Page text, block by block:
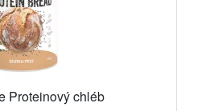
Proteinový chléb